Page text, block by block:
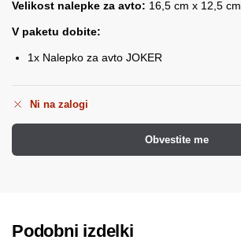
Velikost nalepke za avto: 16,5 cm x 12,5 cm
V paketu dobite:
1x Nalepko za avto JOKER
Ni na zalogi
Obvestite me
Podobni izdelki